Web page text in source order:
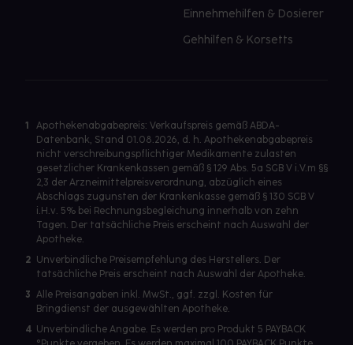
Einnehmehilfen & Dosierer
Gehhilfen & Korsetts
1
Apothekenabgabepreis: Verkaufspreis gemäß ABDA-
Datenbank, Stand 01.08.2026, d. h. Apothekenabgabepreis
nicht verschreibungspflichtiger Medikamente zulasten
gesetzlicher Krankenkassen gemäß § 129 Abs. 5a SGB V i.V.m §§
2,3 der Arzneimittelpreisverordnung, abzüglich eines
Abschlags zugunsten der Krankenkasse gemäß § 130 SGB V
i.H.v. 5% bei Rechnungsbegleichung innerhalb von zehn
Tagen. Der tatsächliche Preis erscheint nach Auswahl der
Apotheke.
2 Unverbindliche Preisempfehlung des Herstellers. Der
tatsächliche Preis erscheint nach Auswahl der Apotheke.
3 Alle Preisangaben inkl. MwSt., ggf. zzgl. Kosten für
Bringdienst der ausgewählten Apotheke.
4 Unverbindliche Angabe. Es werden pro Produkt 5 PAYBACK